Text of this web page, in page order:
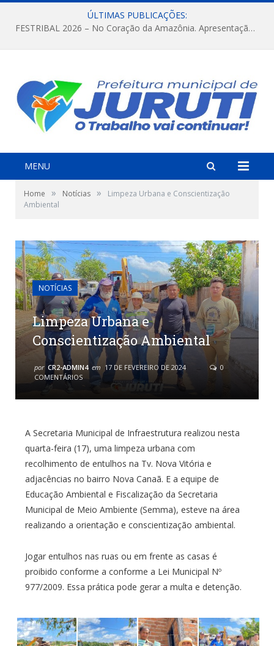
ÚLTIMAS PUBLICAÇÕES:
FESTRIBAL 2026 – No Coração da Amazônia. Apresentação da Munduruku.
MENU
Home » Notícias »
Limpeza Urbana e Conscientização
Ambiental
NOTÍCIAS
Limpeza Urbana e
Conscientização Ambiental
por CR2-ADMIN4 em 17 DE FEVEREIRO DE 2024
0
COMENTÁRIOS
A Secretaria Municipal de Infraestrutura realizou nesta
quarta-feira (17), uma limpeza urbana com
recolhimento de entulhos na Tv. Nova Vitória e
adjacências no bairro Nova Canaã. E a equipe de
Educação Ambiental e Fiscalização da Secretaria
Municipal de Meio Ambiente (Semma), esteve na área
realizando a orientação e conscientização ambiental.
Jogar entulhos nas ruas ou em frente as casas é
proibido conforme a conforme a Lei Municipal Nº
977/2009. Essa prática pode gerar a multa e detenção.